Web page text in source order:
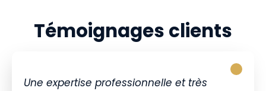
Témoignages clients
Une expertise professionnelle et très